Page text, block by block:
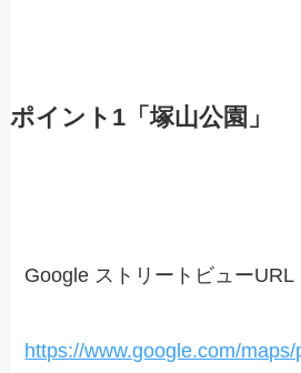
ポイント1「塚山公園」
Google ストリートビューURL
https://www.google.com/